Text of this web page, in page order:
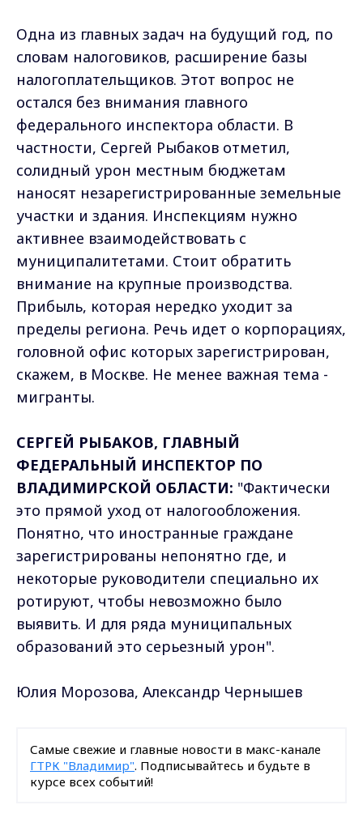
Одна из главных задач на будущий год, по
словам налоговиков, расширение базы
налогоплательщиков. Этот вопрос не
остался без внимания главного
федерального инспектора области. В
частности, Сергей Рыбаков отметил,
солидный урон местным бюджетам
наносят незарегистрированные земельные
участки и здания. Инспекциям нужно
активнее взаимодействовать с
муниципалитетами. Стоит обратить
внимание на крупные производства.
Прибыль, которая нередко уходит за
пределы региона. Речь идет о корпорациях,
головной офис которых зарегистрирован,
скажем, в Москве. Не менее важная тема -
мигранты.
СЕРГЕЙ РЫБАКОВ, ГЛАВНЫЙ
ФЕДЕРАЛЬНЫЙ ИНСПЕКТОР ПО
ВЛАДИМИРСКОЙ ОБЛАСТИ: "Фактически
это прямой уход от налогообложения.
Понятно, что иностранные граждане
зарегистрированы непонятно где, и
некоторые руководители специально их
ротируют, чтобы невозможно было
выявить. И для ряда муниципальных
образований это серьезный урон".
Юлия Морозова, Александр Чернышев
Самые свежие и главные новости в макс-канале
ГТРК "Владимир". Подписывайтесь и будьте в
курсе всех событий!